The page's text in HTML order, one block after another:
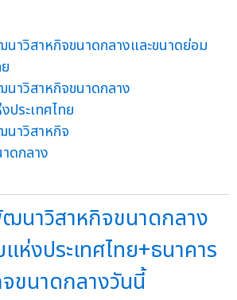
าวิสาหกิจขนาดกลางและขนาดย่อม
นาวิสาหกิจขนาดกลาง
ประเทศไทย
นาวิสาหกิจ
ดกลาง
นาวิสาหกิจขนาดกลาง
ห่งประเทศไทย+ธนาคาร
ขนาดกลางวันนี้